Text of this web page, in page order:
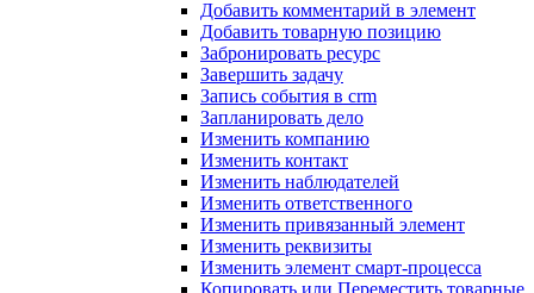
Добавить комментарий в элемент
Добавить товарную позицию
Забронировать ресурс
Завершить задачу
Запись события в crm
Запланировать дело
Изменить компанию
Изменить контакт
Изменить наблюдателей
Изменить ответственного
Изменить привязанный элемент
Изменить реквизиты
Изменить элемент смарт-процесса
Копировать или Переместить товарные